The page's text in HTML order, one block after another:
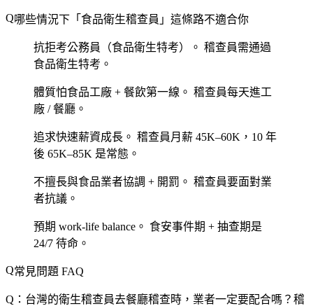
哪些情況下「食品衛生稽查員」這條路不適合你
抗拒考公務員（食品衛生特考）。 稽查員需通過
食品衛生特考。
體質怕食品工廠 + 餐飲第一線。 稽查員每天進工
廠 / 餐廳。
追求快速薪資成長。 稽查員月薪 45K–60K，10 年
後 65K–85K 是常態。
不擅長與食品業者協調 + 開罰。 稽查員要面對業
者抗議。
預期 work-life balance。 食安事件期 + 抽查期是
24/7 待命。
常見問題 FAQ
Q：台灣的衛生稽查員去餐廳稽查時，業者一定要配合嗎？稽